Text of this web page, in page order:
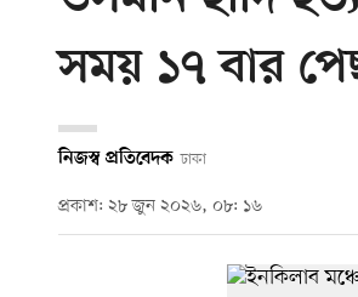
সময় ১৭ বার
নিজস্ব প্রতিবেদক ঢাকা
প্রকাশ: ২৮ জুন ২০২৬, ০৮: ১৬